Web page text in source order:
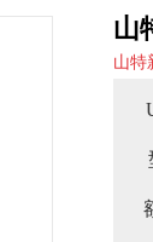
山
山特